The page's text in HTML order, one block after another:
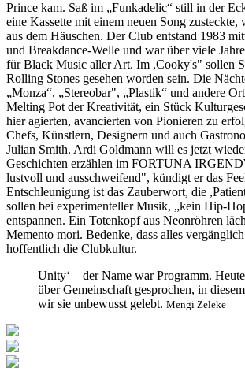
Prince kam. Saß im „Funkadelic“ still in der
eine Kassette mit einem neuen Song zusteckte,
aus dem Häuschen. Der Club entstand 1983
und Breakdance-Welle und war über viele
für Black Music aller Art. Im ,Cooky's" sollen
Rolling Stones gesehen worden sein. Die
„Monza“, „Stereobar", „Plastik“ und andere
Melting Pot der Kreativität, ein Stück
hier agierten, avancierten von Pionieren zu
Chefs, Künstlern, Designern und auch
Julian Smith. Ardi Goldmann will es jetzt
Geschichten erzählen im FORTUNA
lustvoll und ausschweifend", kündigt er das
Entschleunigung ist das Zauberwort, die
sollen bei experimenteller Musik, „kein Hip-
entspannen. Ein Totenkopf aus Neonröhren
Memento mori. Bedenke, dass alles
hoffentlich die Clubkultur.
Unity‘ – der Name war Programm.
über Gemeinschaft gesprochen, in
wir sie unbewusst gelebt. Mengi Zeleke